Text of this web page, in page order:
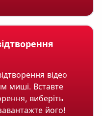
відео
миші. Вставте
виберіть
його!